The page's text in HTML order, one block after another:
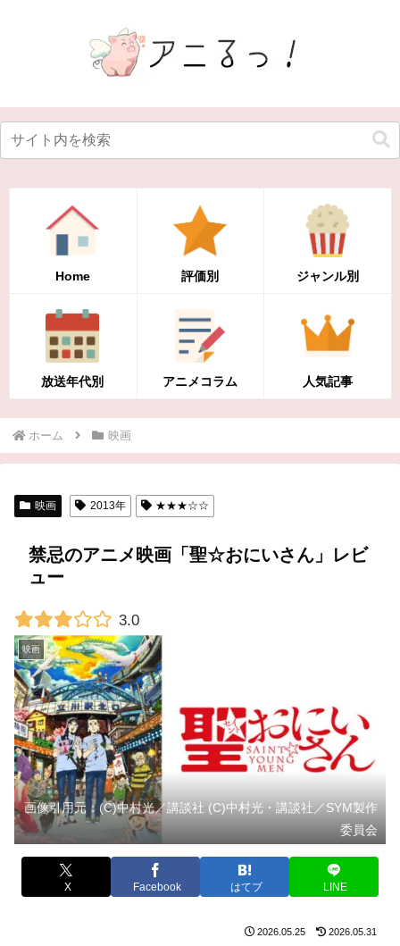
Home 評価別 ジャンル別
放送年代別 アニメコラム 人気記事
ホーム 映画
映画 2013年 ★★★☆☆
禁忌のアニメ映画「聖☆おにいさん」レビ
ュー
3.0
映画
画像引用元：(C)中村光／講談社 (C)中村光・講談社／SYM製作
委員会
X Facebook はてブ LINE
2026.05.25 2026.05.31